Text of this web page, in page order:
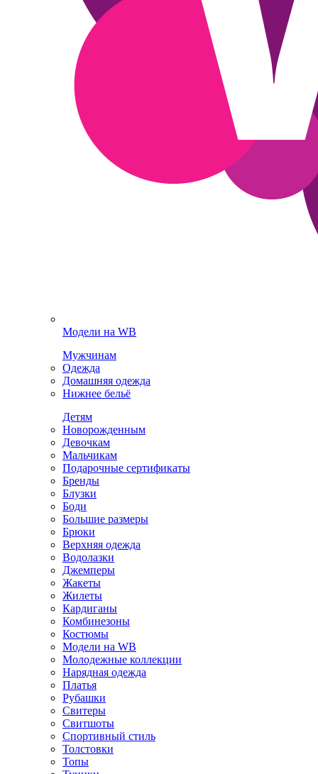
Модели на WB
Мужчинам
Одежда
Домашняя одежда
Нижнее бельё
Детям
Новорожденным
Девочкам
Мальчикам
Подарочные сертификаты
Бренды
Блузки
Боди
Большие размеры
Брюки
Верхняя одежда
Водолазки
Джемперы
Жакеты
Жилеты
Кардиганы
Комбинезоны
Костюмы
Модели на WB
Молодежные коллекции
Нарядная одежда
Платья
Рубашки
Свитеры
Свитшоты
Спортивный стиль
Толстовки
Топы